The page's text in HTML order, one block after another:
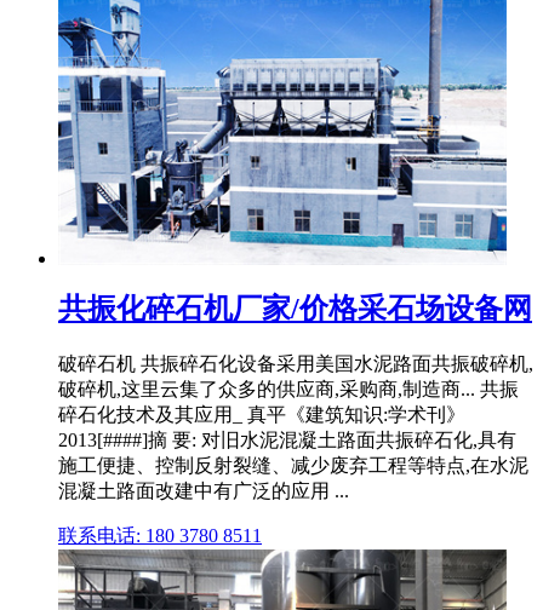
共振化碎石机厂家/价格采石场设备网
破碎石机 共振碎石化设备采用美国水泥路面共振破碎机,
破碎机,这里云集了众多的供应商,采购商,制造商... 共振
碎石化技术及其应用_ 真平《建筑知识:学术刊》
2013[####]摘 要: 对旧水泥混凝土路面共振碎石化,具有
施工便捷、控制反射裂缝、减少废弃工程等特点,在水泥
混凝土路面改建中有广泛的应用 ...
联系电话: 180 3780 8511